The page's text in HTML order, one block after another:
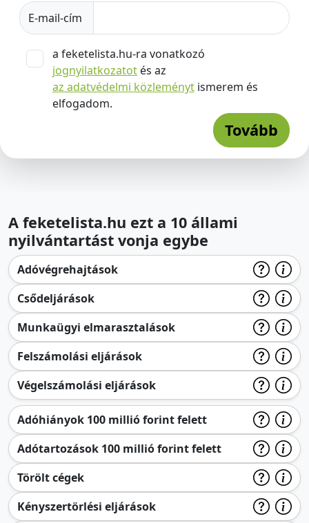
E-mail-cím
a feketelista.hu-ra vonatkozó
jognyilatkozatot és az
az adatvédelmi közleményt ismerem és
elfogadom.
Tovább
A feketelista.hu ezt a 10 állami
nyilvántartást vonja egybe
Adóvégrehajtások
Csődeljárások
Munkaügyi elmarasztalások
Felszámolási eljárások
Végelszámolási eljárások
Adóhiányok 100 millió forint felett
Adótartozások 100 millió forint felett
Törölt cégek
Kényszertörlési eljárások